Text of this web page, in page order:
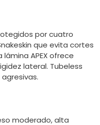
por cuatro
que evita cortes
APEX ofrece
lateral. Tubeless
moderado, alta